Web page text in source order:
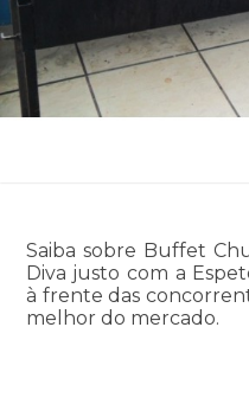
Saiba sobre Buffet
Diva justo com a
à frente das
melhor do mercado.